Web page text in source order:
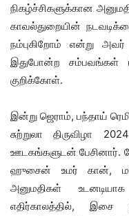
நிகழ்ச்சிகளுக்கான
காவல்துறையின்
நம்புகிறோம் என்று அவர்
இதுபோன்ற சம்பவங்கள்
குறிக்கோள்.
இன்று ஜெராம், பந்தாய்
சுற்றுலா
ஊடகங்களுடன் பேசினார்.
ஹுசைன் உமர் கான்,
அனுமதிகள்
எதிர்காலத்தில், இசை